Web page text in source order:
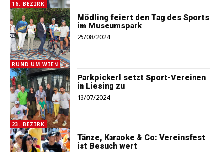
16. BEZIRK
RUND UM WIEN
Mödling feiert den Tag des Sports
im Museumspark
25/08/2024
23. BEZIRK
Parkpickerl setzt Sport-Vereinen
in Liesing zu
13/07/2024
Tänze, Karaoke & Co: Vereinsfest
ist Besuch wert